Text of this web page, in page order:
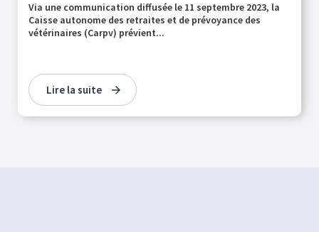
Via une communication diffusée le 11 septembre 2023, la
Caisse autonome des retraites et de prévoyance des
vétérinaires (Carpv) prévient...
Lire la suite